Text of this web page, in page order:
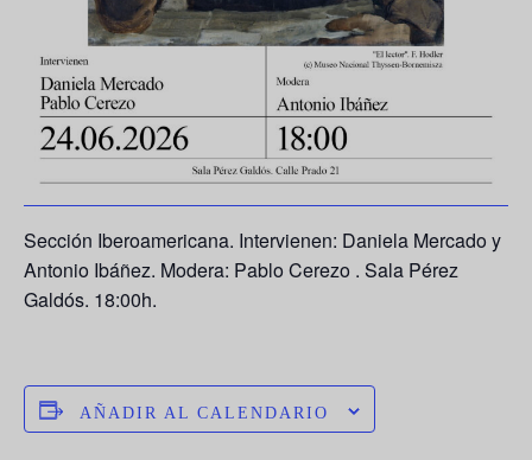
Sección Iberoamericana. Intervienen: Daniela Mercado y
Antonio Ibáñez. Modera: Pablo Cerezo . Sala Pérez
Galdós. 18:00h.
AÑADIR AL CALENDARIO